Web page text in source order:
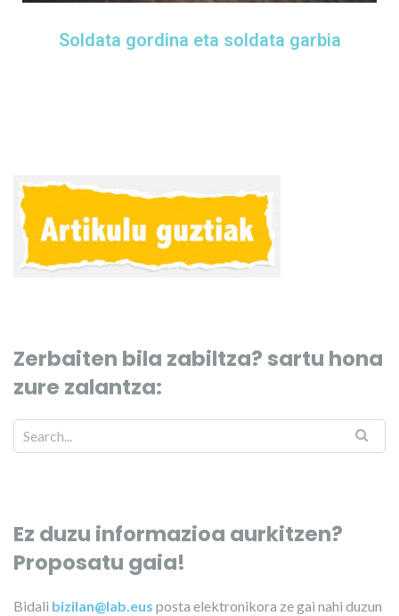
Soldata gordina eta soldata garbia
Zerbaiten bila zabiltza? sartu hona
zure zalantza:
Ez duzu informazioa aurkitzen?
Proposatu gaia!
Bidali bizilan@lab.eus posta elektronikora ze gai nahi duzun